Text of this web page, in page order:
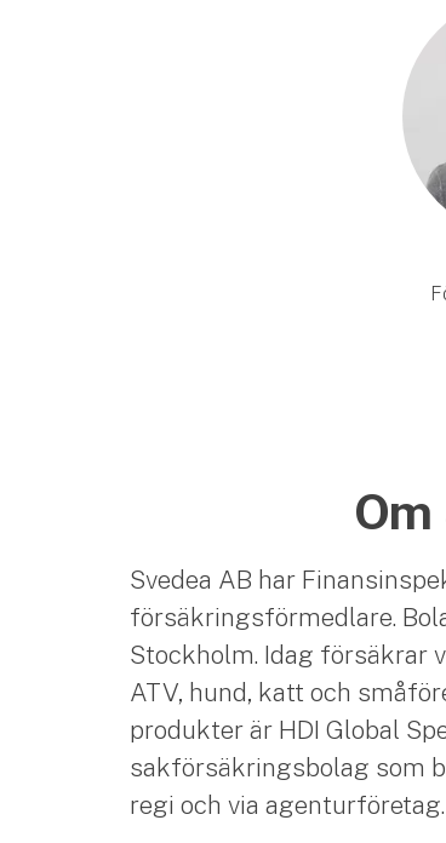
Svedea AB har
försäkringsförmedlare.
Stockholm. Idag försäkrar
ATV, hund, katt och
produkter är HDI Global
sakförsäkringsbolag som
regi och via agenturföretag.